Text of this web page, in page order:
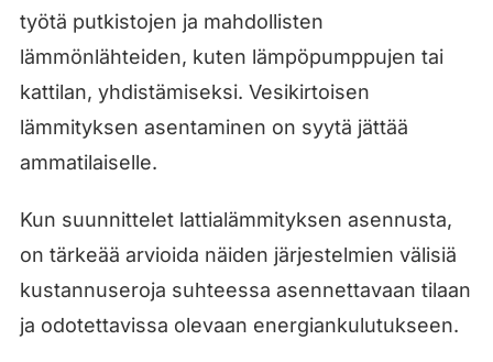
työtä putkistojen ja mahdollisten
lämmönlähteiden, kuten lämpöpumppujen tai
kattilan, yhdistämiseksi. Vesikirtoisen
lämmityksen asentaminen on syytä jättää
ammatilaiselle.
Kun suunnittelet lattialämmityksen asennusta,
on tärkeää arvioida näiden järjestelmien välisiä
kustannuseroja suhteessa asennettavaan tilaan
ja odotettavissa olevaan energiankulutukseen.